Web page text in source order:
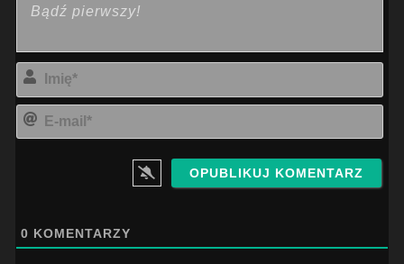
E-
0 KOMENTARZY